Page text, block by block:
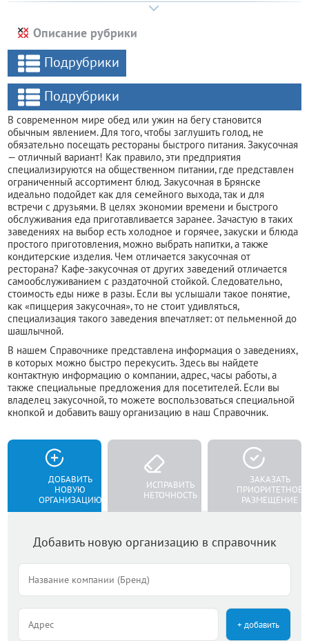
Описание рубрики
Подрубрики
Подрубрики
В современном мире обед или ужин на бегу становится
обычным явлением. Для того, чтобы заглушить голод, не
обязательно посещать рестораны быстрого питания. Закусочная
— отличный вариант! Как правило, эти предприятия
специализируются на общественном питании, где представлен
ограниченный ассортимент блюд. Закусочная в Брянске
идеально подойдет как для семейного выхода, так и для
встречи с друзьями. В целях экономии времени и быстрого
обслуживания еда приготавливается заранее. Зачастую в таких
заведениях на выбор есть холодное и горячее, закуски и блюда
простого приготовления, можно выбрать напитки, а также
кондитерские изделия. Чем отличается закусочная от
ресторана? Кафе-закусочная от других заведений отличается
самообслуживанием с раздаточной стойкой. Следовательно,
стоимость еды ниже в разы. Если вы услышали такое понятие,
как «пиццерия закусочная», то не стоит удивляться,
специализация такого заведения впечатляет: от пельменной до
шашлычной.
В нашем Справочнике представлена информация о заведениях,
в которых можно быстро перекусить. Здесь вы найдете
контактную информацию о компании, адрес, часы работы, а
также специальные предложения для посетителей. Если вы
владелец закусочной, то можете воспользоваться специальной
кнопкой и добавить вашу организацию в наш Справочник.
ДОБАВИТЬ
НОВУЮ
ОРГАНИЗАЦИЮ
ИСПРАВИТЬ
НЕТОЧНОСТЬ
ЗАКАЗАТЬ
ПРИОРИТЕТНОЕ
РАЗМЕЩЕНИЕ
Добавить новую организацию в справочник
+ добавить